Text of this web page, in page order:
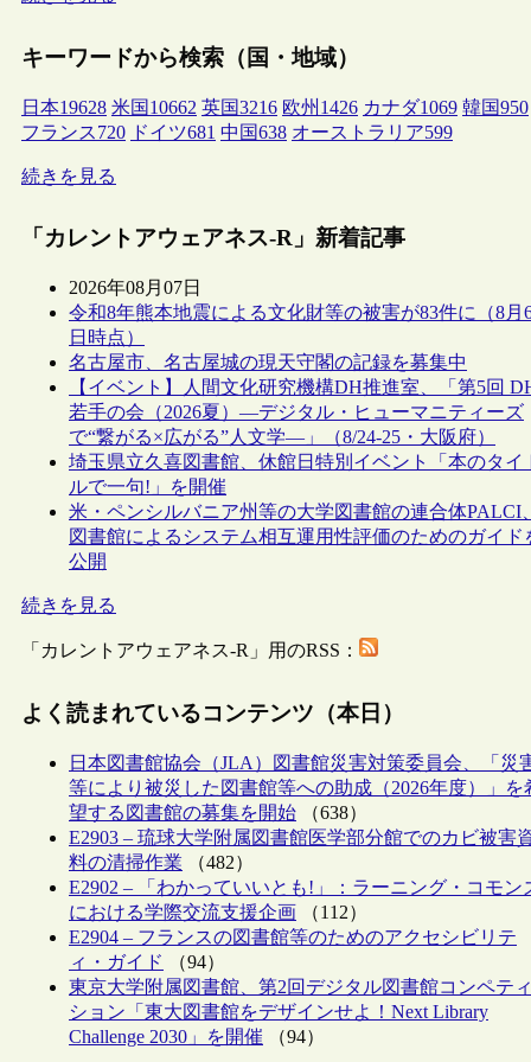
キーワードから検索（国・地域）
日本19628 米国 10662 英国3216 欧州 1426 カナダ1069 韓国950
フランス720 ドイツ681 中国638 オーストラリア599
続きを見る
「カレントアウェアネス-R」新着記事
2026年08月07日
令和8年熊本地震による文化財等の被害が83件に（8月
日時点）
名古屋市、名古屋城の現天守閣の記録を募集中
【イベント】人間文化研究機構DH推進室、「第5回
若手の会（2026夏）―デジタル・ヒューマニティーズ
で“繋がる×広がる”人文学―」（8/24-25・大阪府）
埼玉県立久喜図書館、休館日特別イベント「本のタイ
ルで一句!」を開催
米・ペンシルバニア州等の大学図書館の連合体PALCI、
図書館によるシステム相互運用性評価のためのガイド
公開
続きを見る
「カレントアウェアネス-R」用のRSS：
よく読まれているコンテンツ（本日）
日本図書館協会（JLA）図書館災害対策委員会、「災
等により被災した図書館等への助成（2026年度）」を
望する図書館の募集を開始 （638）
E2903 – 琉球大学附属図書館医学部分館でのカビ被害
料の清掃作業 （482）
E2902 – 「わかっていいとも!」：ラーニング・コモン
における学際交流支援企画 （112）
E2904 – フランスの図書館等のためのアクセシビリテ
ィ・ガイド
（94）
東京大学附属図書館、第2回デジタル図書館コンペティ
ション「東大図書館をデザインせよ！Next Library
Challenge 2030」を開催 （94）